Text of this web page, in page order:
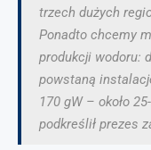
trzech dużych
Ponadto chcemy
produkcji wodoru:
powstaną
170 gW – około
podkreślił prezes